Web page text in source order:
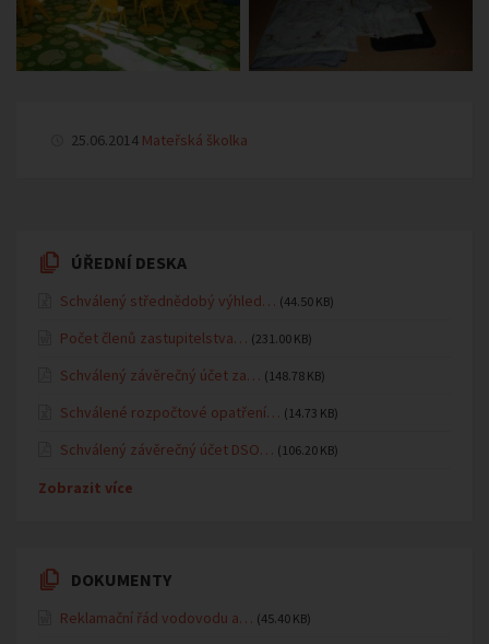
25.06.2014 Mateřská školka
ÚŘEDNÍ DESKA
Schválený střednědobý výhled… (44.50 KB)
Počet členů zastupitelstva… (231.00 KB)
Schválený závěrečný účet za… (148.78 KB)
Schválené rozpočtové opatření… (14.73 KB)
Schválený závěrečný účet DSO… (106.20 KB)
Zobrazit více
DOKUMENTY
Reklamační řád vodovodu a… (45.40 KB)